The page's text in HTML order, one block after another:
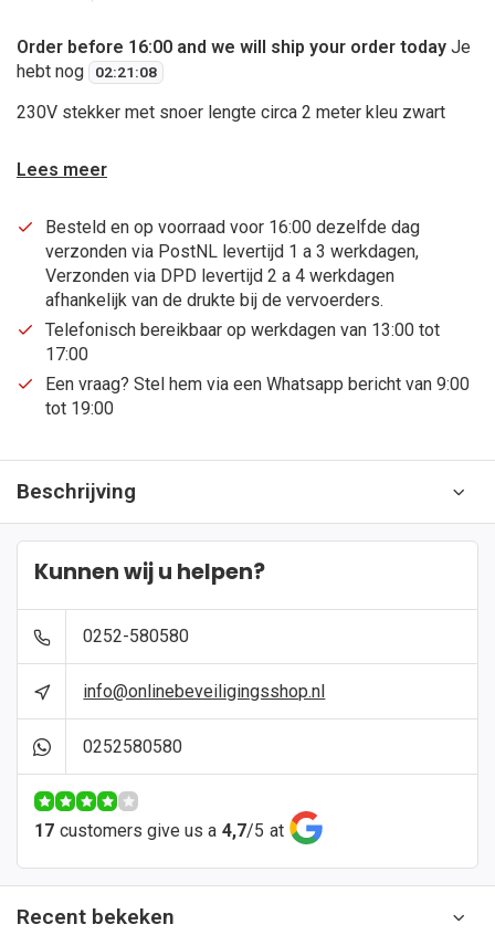
Order before 16:00 and we will ship your order today Je
hebt nog
02:21:08
230V stekker met snoer lengte circa 2 meter kleu zwart
Lees meer
Besteld en op voorraad voor 16:00 dezelfde dag
verzonden via PostNL levertijd 1 a 3 werkdagen,
Verzonden via DPD levertijd 2 a 4 werkdagen
afhankelijk van de drukte bij de vervoerders.
Telefonisch bereikbaar op werkdagen van 13:00 tot
17:00
Een vraag? Stel hem via een Whatsapp bericht van 9:00
tot 19:00
Beschrijving
Kunnen wij u helpen?
0252-580580
info@onlinebeveiligingsshop.nl
0252580580
17 customers give us a 4,7/5 at
Recent bekeken